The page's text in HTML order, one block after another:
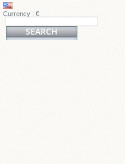
Currency : €